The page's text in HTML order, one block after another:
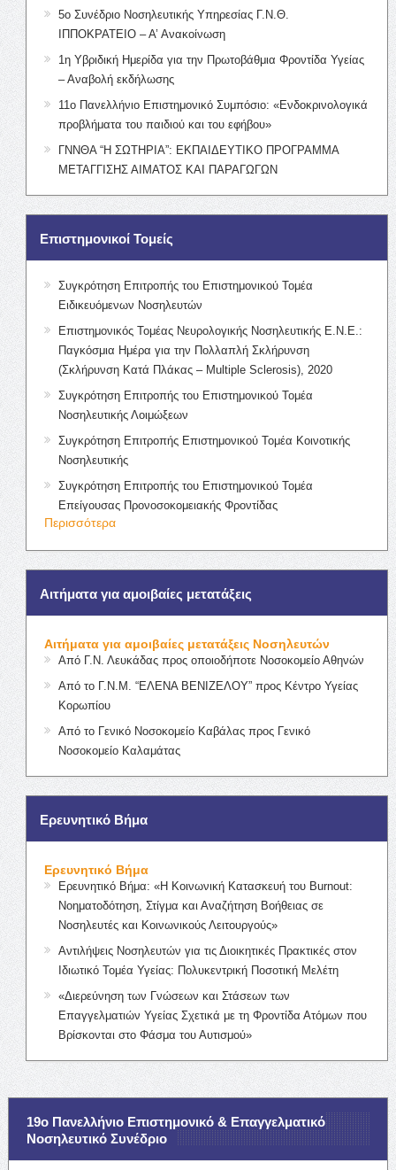
5ο Συνέδριο Νοσηλευτικής Υπηρεσίας Γ.Ν.Θ.
ΙΠΠΟΚΡΑΤΕΙΟ – Α’ Ανακοίνωση
1η Υβριδική Ημερίδα για την Πρωτοβάθμια Φροντίδα Υγείας
– Αναβολή εκδήλωσης
11ο Πανελλήνιο Επιστημονικό Συμπόσιο: «Ενδοκρινολογικά
προβλήματα του παιδιού και του εφήβου»
ΓΝΝΘΑ “Η ΣΩΤΗΡΙΑ”: ΕΚΠΑΙΔΕΥΤΙΚΟ ΠΡΟΓΡΑΜΜΑ
ΜΕΤΑΓΓΙΣΗΣ ΑΙΜΑΤΟΣ ΚΑΙ ΠΑΡΑΓΩΓΩΝ
Επιστημονικοί Τομείς
Συγκρότηση Επιτροπής του Επιστημονικού Τομέα
Ειδικευόμενων Νοσηλευτών
Επιστημονικός Τομέας Νευρολογικής Νοσηλευτικής Ε.Ν.Ε.:
Παγκόσμια Ημέρα για την Πολλαπλή Σκλήρυνση
(Σκλήρυνση Κατά Πλάκας – Multiple Sclerosis), 2020
Συγκρότηση Επιτροπής του Επιστημονικού Τομέα
Νοσηλευτικής Λοιμώξεων
Συγκρότηση Επιτροπής Επιστημονικού Τομέα Κοινοτικής
Νοσηλευτικής
Συγκρότηση Επιτροπής του Επιστημονικού Τομέα
Επείγουσας Προνοσοκομειακής Φροντίδας
Περισσότερα
Αιτήματα για αμοιβαίες μετατάξεις
Αιτήματα για αμοιβαίες μετατάξεις Νοσηλευτών
Από Γ.Ν. Λευκάδας προς οποιοδήποτε Νοσοκομείο Αθηνών
Από το Γ.Ν.Μ. “ΕΛΕΝΑ ΒΕΝΙΖΕΛΟΥ” προς Κέντρο Υγείας
Κορωπίου
Από το Γενικό Νοσοκομείο Καβάλας προς Γενικό
Νοσοκομείο Καλαμάτας
Ερευνητικό Βήμα
Ερευνητικό Βήμα
Ερευνητικό Βήμα: «Η Κοινωνική Κατασκευή του Burnout:
Νοηματοδότηση, Στίγμα και Αναζήτηση Βοήθειας σε
Νοσηλευτές και Κοινωνικούς Λειτουργούς»
Αντιλήψεις Νοσηλευτών για τις Διοικητικές Πρακτικές στον
Ιδιωτικό Τομέα Υγείας: Πολυκεντρική Ποσοτική Μελέτη
«Διερεύνηση των Γνώσεων και Στάσεων των
Επαγγελματιών Υγείας Σχετικά με τη Φροντίδα Ατόμων που
Βρίσκονται στο Φάσμα του Αυτισμού»
19ο Πανελλήνιο Επιστημονικό & Επαγγελματικό
Νοσηλευτικό Συνέδριο